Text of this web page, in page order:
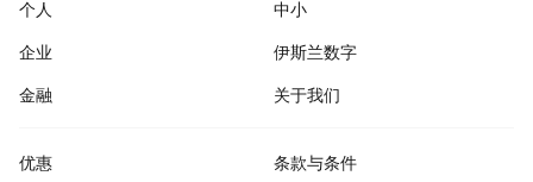
个人
中小
企业
伊斯兰数字
金融
关于我们
优惠
条款与条件